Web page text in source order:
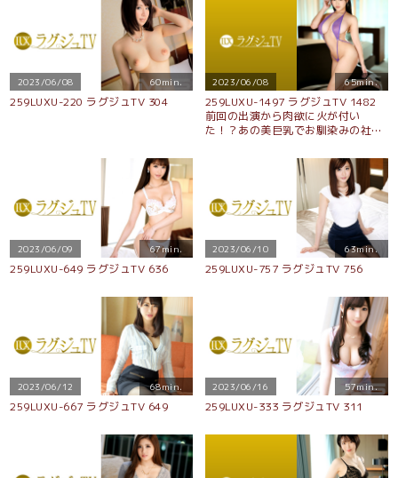
2023/06/08 60min.
259LUXU-220 ラグジュTV 304
2023/06/08 65min.
259LUXU-1497 ラグジュTV 1482
前回の出演から肉欲に火が付い
た！？あの美巨乳でお馴染みの社長
何度もイカされたい…」卑猥な衣装
に身を包み、激しいピストンで美巨
乳を揺らしながら、カメラの前で快
楽にイき乱れる！！
2023/06/09 67min.
259LUXU-649 ラグジュTV 636
2023/06/10 63min.
259LUXU-757 ラグジュTV 756
2023/06/12 68min.
259LUXU-667 ラグジュTV 649
2023/06/16 57min.
259LUXU-333 ラグジュTV 311